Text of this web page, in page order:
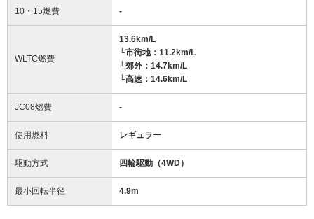
10・15燃費 -
WLTC燃費
13.6km/L
└市街地：11.2km/L
└郊外：14.7km/L
└高速：14.6km/L
JC08燃費 -
使用燃料 レギュラー
駆動方式 四輪駆動（4WD）
最小回転半径 4.9m